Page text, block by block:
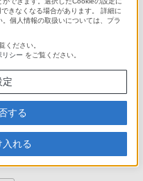
きなくなる場合があります。 詳細に
個人情報の取扱いについては、プラ
ください。
リシー をご覧ください。
定
する
れる